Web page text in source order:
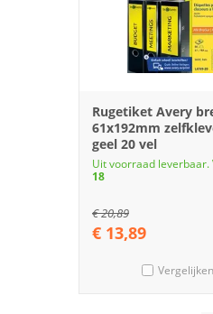
Rugetiket Avery
61x192mm
geel 20 vel
Uit voorraad leverbaar.
18
€20,89
€ 13,89
Vergelijken